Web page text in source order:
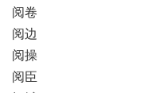
阅卷
阅边
阅操
阅臣